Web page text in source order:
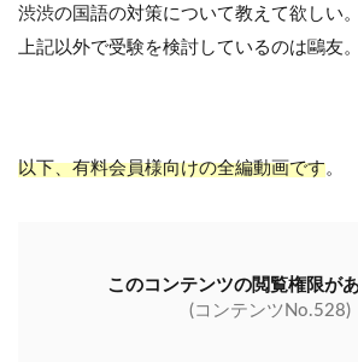
渋渋の国語の対策について教えて欲しい。
上記以外で受験を検討しているのは鷗友。
以下、有料会員様向けの全編動画です。